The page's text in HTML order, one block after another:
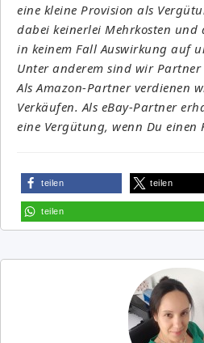
eine kleine Provision als
dabei keinerlei Mehrkosten und
in keinem Fall Auswirkung auf
Unter anderem sind wir Partner
Als Amazon-Partner verdienen
Verkäufen. Als eBay-Partner
eine Vergütung, wenn Du einen
teilen teilen
teilen